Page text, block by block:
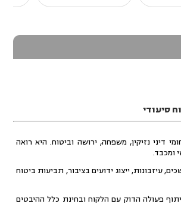
סיעודי
דיני נזיקין, משפחה, ירושה וביטוח. היא רואה
ומכבד.
עיזבונות, ייצוג ידועים בציבור, תביעות ביטוח
פעולה הדוק עם הלקוח ובחינת כלל ההיבטים